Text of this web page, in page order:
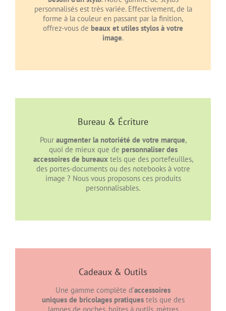
personnalisés est très variée. Effectivement, de la
forme à la couleur en passant par la finition,
offrez-vous de beaux et utiles stylos à votre
image.
Bureau & Écriture
Pour augmenter la notoriété de votre marque,
quoi de mieux que de personnaliser des
accessoires de bureauxtels que des portefeuilles,
des portes-documents ou des notebooks à votre
image ? Nous vous proposons ces produits
personnalisables.
Cadeaux & Outils
Une gamme complète d’accessoires
uniques de bricolages pratiquestels que des
lampes de poches, boîtes à outils, mètres